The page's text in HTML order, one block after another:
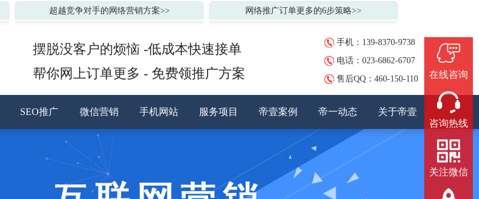
超越竞争对手的网络营销方案>> 网络推广订单更多的6步策略>>
摆脱没客户的烦恼 -低成本快速接单
帮你网上订单更多 - 免费领推广方案
手机：139-8370-9738
电话：023-6862-6707
售后QQ： 460-150-110
SEO推广 微信营销 手机网站 服务项目 帝壹案例 帝一动态 关于帝壹
在线咨询
咨询热线
关注微信